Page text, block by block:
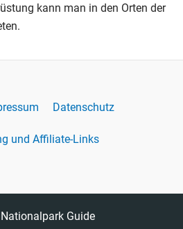
kann man in den Orten der
Datenschutz
und Affiliate-Links
Guide